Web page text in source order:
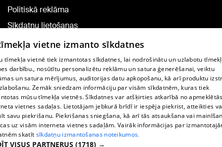
Politiskā reklāma
Sīkdatņu lietošanas
noteikumi
Komentāru pievienošana
TV programma
Līguma noteikumi
360 Ziņu kontakti
Helio Media
vietne izmanto sīkdatnes
tīmekļa vietnē tiek izmantotas sīkdatnes, lai nodrošinātu un uzlabotu
darbību., nosūtītu personalizētu reklāmu un satura ģenerēšanai, veiktu
un satura mērījumus, auditorijas datu apkopošanu, kā arī produktu
Zemāk sniedzam informāciju par visām sīkdatnēm, kuras tiek
mūsu tīmekļa vietnēs. Sīkdatnes var atšķirties atkarībā no
vietnes sadaļas. Lietotājam jebkurā brīdī ir iespēja piekrist, atteikties
savu piekrišanu. Piekrišanas sniegšana, kā arī tās atsaukšana vai
uz visām interneta vietnes sadaļām. Vairāk informācijas par
skatīt sīkdatņu izmantošanas noteikumos.
VISUS PARTNERUS (1718) →